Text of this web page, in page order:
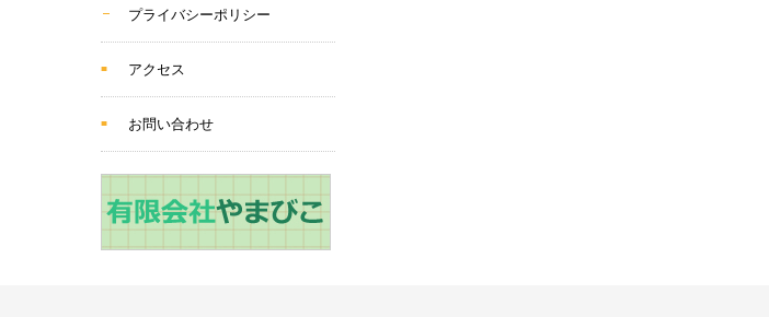
プライバシーポリシー
アクセス
お問い合わせ